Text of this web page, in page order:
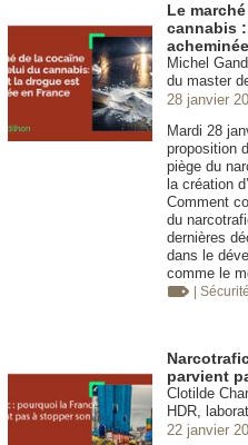
Le
cannabis
Michel
du master
28 janvier
Mardi 28
proposition
piège du
la création
Comment
du
dernières
dans le
comme le
| Sécurité
parvient
Clotilde
HDR,
22 janvier